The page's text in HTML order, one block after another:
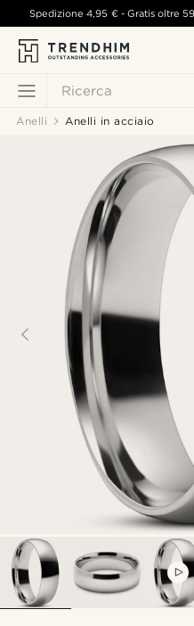
Ricerca
Spedizione4,95 €- Gratis oltre
Anelli Anelli in acciaio
VIDEO